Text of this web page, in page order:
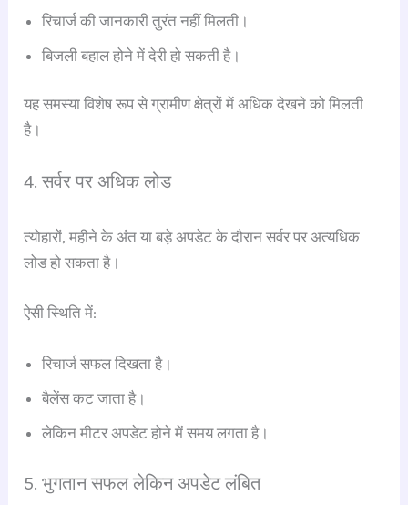
रिचार्ज की जानकारी तुरंत नहीं मिलती।
बिजली बहाल होने में देरी हो सकती है।
यह समस्या विशेष रूप से ग्रामीण क्षेत्रों में अधिक देखने को मिलती
है।
4. सर्वर पर अधिक लोड
त्योहारों, महीने के अंत या बड़े अपडेट के दौरान सर्वर पर अत्यधिक
लोड हो सकता है।
ऐसी स्थिति में:
रिचार्ज सफल दिखता है।
बैलेंस कट जाता है।
लेकिन मीटर अपडेट होने में समय लगता है।
5. भुगतान सफल लेकिन अपडेट लंबित